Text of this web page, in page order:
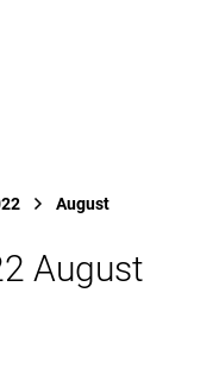
August
August